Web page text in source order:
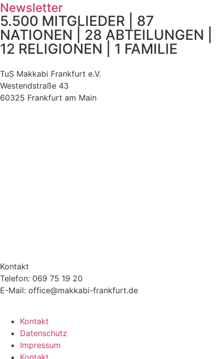
Newsletter
5.500 MITGLIEDER | 87
NATIONEN | 28 ABTEILUNGEN |
12 RELIGIONEN | 1 FAMILIE
TuS Makkabi Frankfurt e.V.
Westendstraße 43
60325 Frankfurt am Main
Kontakt
Telefon: 069 75 19 20
E-Mail: office@makkabi-frankfurt.de
Kontakt
Datenschutz
Impressum
Kontakt